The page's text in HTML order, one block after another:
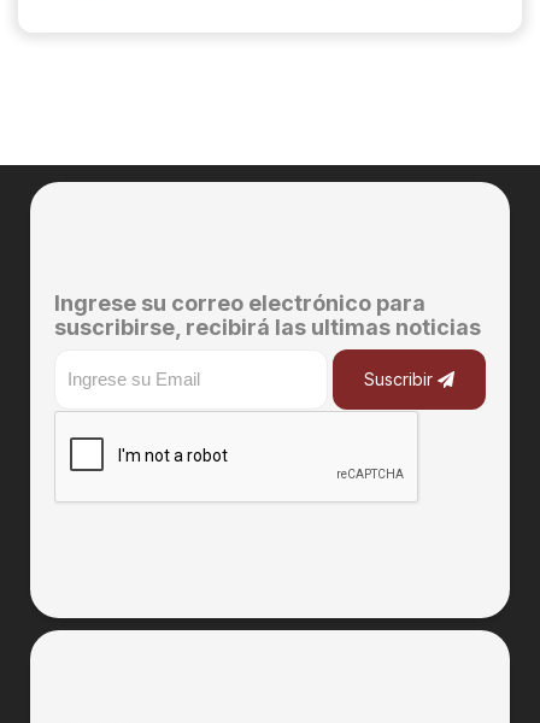
Ingrese su correo electrónico para
suscribirse, recibirá las ultimas noticias
Suscribir